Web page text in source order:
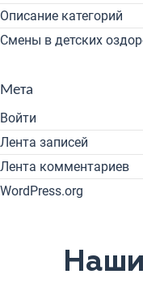
Описание категорий
Смены в детских
Мета
Войти
Лента записей
Лента комментариев
WordPress.org